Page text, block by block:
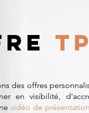
des offres
en visibilité,
vidéo de